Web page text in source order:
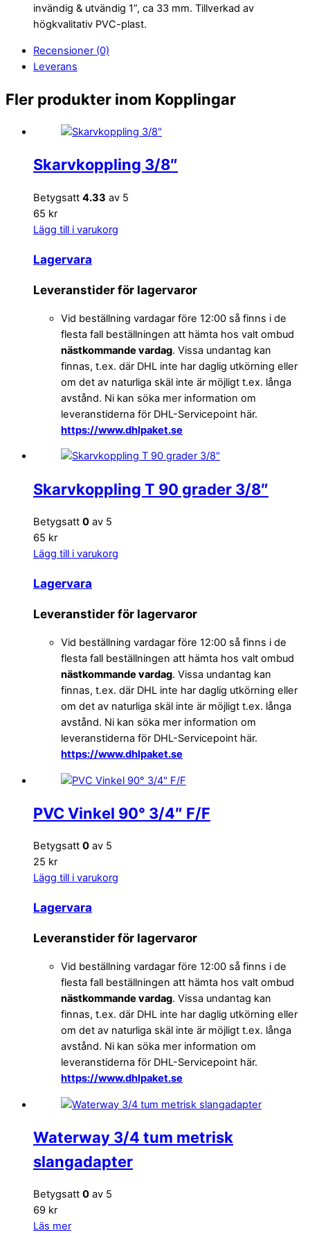
invändig & utvändig 1”, ca 33 mm. Tillverkad av
högkvalitativ PVC-plast.
Recensioner (0)
Leverans
Fler produkter inom Kopplingar
Skarvkoppling 3/8″
Betygsatt 4.33 av 5
65 kr
Lägg till i varukorg
Lagervara
Leveranstider för lagervaror
Vid beställning vardagar före 12:00 så finns i de
flesta fall beställningen att hämta hos valt ombud
nästkommande vardag. Vissa undantag kan
finnas, t.ex. där DHL inte har daglig utkörning eller
om det av naturliga skäl inte är möjligt t.ex. långa
avstånd. Ni kan söka mer information om
leveranstiderna för DHL-Servicepoint här.
https://www.dhlpaket.se
Skarvkoppling T 90 grader 3/8″
Betygsatt 0 av 5
65 kr
Lägg till i varukorg
Lagervara
Leveranstider för lagervaror
Vid beställning vardagar före 12:00 så finns i de
flesta fall beställningen att hämta hos valt ombud
nästkommande vardag. Vissa undantag kan
finnas, t.ex. där DHL inte har daglig utkörning eller
om det av naturliga skäl inte är möjligt t.ex. långa
avstånd. Ni kan söka mer information om
leveranstiderna för DHL-Servicepoint här.
https://www.dhlpaket.se
PVC Vinkel 90° 3/4″ F/F
Betygsatt 0 av 5
25 kr
Lägg till i varukorg
Lagervara
Leveranstider för lagervaror
Vid beställning vardagar före 12:00 så finns i de
flesta fall beställningen att hämta hos valt ombud
nästkommande vardag. Vissa undantag kan
finnas, t.ex. där DHL inte har daglig utkörning eller
om det av naturliga skäl inte är möjligt t.ex. långa
avstånd. Ni kan söka mer information om
leveranstiderna för DHL-Servicepoint här.
https://www.dhlpaket.se
Waterway 3/4 tum metrisk
slangadapter
Betygsatt 0 av 5
69 kr
Läs mer